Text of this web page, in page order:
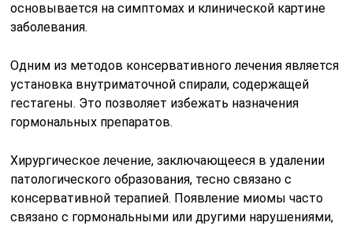
основывается на симптомах и клинической картине
заболевания.
Одним из методов консервативного лечения является
установка внутриматочной спирали, содержащей
гестагены. Это позволяет избежать назначения
гормональных препаратов.
Хирургическое лечение, заключающееся в удалении
патологического образования, тесно связано с
консервативной терапией. Появление миомы часто
связано с гормональными или другими нарушениями,